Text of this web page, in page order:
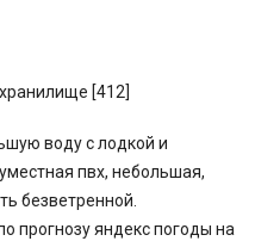
[412]
воду с лодкой и
пвх, небольшая,
безветренной.
прогнозу яндекс погоды на